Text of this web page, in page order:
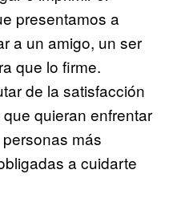
presentamos a
a un amigo, un ser
que lo firme.
de la satisfacción
quieran enfrentar
más
a cuidarte